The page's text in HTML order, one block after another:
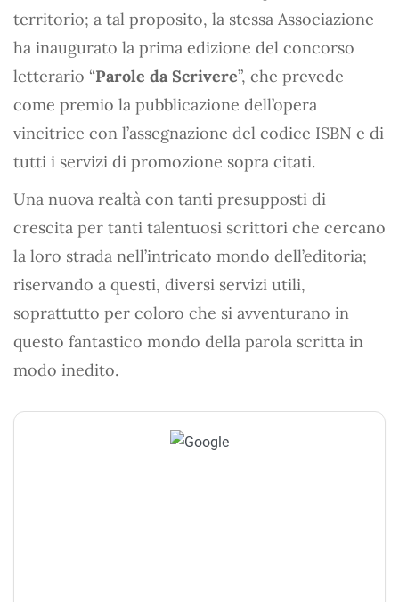
territorio; a tal proposito, la stessa Associazione
ha inaugurato la prima edizione del concorso
letterario “Parole da Scrivere”, che prevede
come premio la pubblicazione dell’opera
vincitrice con l’assegnazione del codice ISBN e di
tutti i servizi di promozione sopra citati.
Una nuova realtà con tanti presupposti di
crescita per tanti talentuosi scrittori che cercano
la loro strada nell’intricato mondo dell’editoria;
riservando a questi, diversi servizi utili,
soprattutto per coloro che si avventurano in
questo fantastico mondo della parola scritta in
modo inedito.